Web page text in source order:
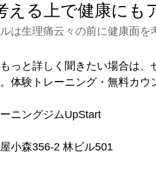
える上で健康にも
は生理痛云々の前に健康面を
っと詳しく聞きたい場合は
体験トレーニング・無料カウ
ニングジムUpStart
小森356-2 林ビル501